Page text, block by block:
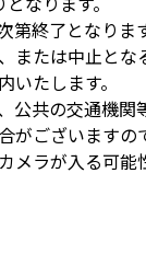
終了となります
たは中止と
たします。
共の交通機関
ございますの
ラが入る可